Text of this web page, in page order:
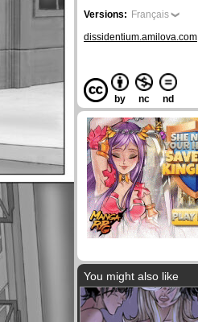
Versions: Français
dissidentium.amilova.com
by nc nd
You might also like